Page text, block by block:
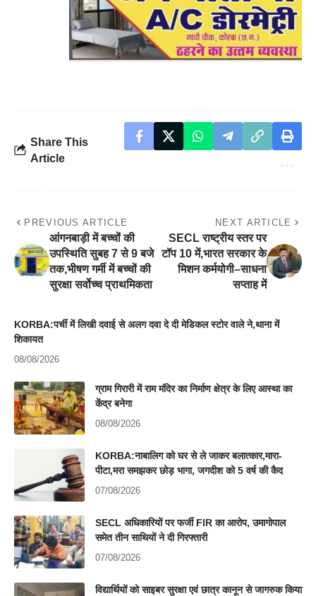
Share This
Article
PREVIOUS ARTICLE
आंगनबाड़ी में बच्चों की
उपस्थिति सुबह 7 से 9 बजे
तक,भीषण गर्मी में बच्चों की
सुरक्षा सर्वोच्च प्राथमिकता
NEXT ARTICLE
SECL राष्ट्रीय स्तर पर
टॉप 10 में,भारत सरकार के
मिशन कर्मयोगी–साधना
सप्ताह में
KORBA:पर्ची में लिखी दवाई से अलग दवा दे दी मेडिकल स्टोर वाले ने,थाना में
शिकायत
08/08/2026
ग्राम गिरारी में राम मंदिर का निर्माण क्षेत्र के लिए आस्था का
केंद्र बनेगा
08/08/2026
KORBA:नाबालिग को घर से ले जाकर बलात्कार,मारा-
पीटा,मरा समझकर छोड़ भागा, जगदीश को 5 वर्ष की कैद
07/08/2026
SECL अधिकारियों पर फर्जी FIR का आरोप, उमागोपाल
समेत तीन साथियों ने दी गिरफ्तारी
07/08/2026
विद्यार्थियों को साइबर सुरक्षा एवं छात्र कानून से जागरुक किया